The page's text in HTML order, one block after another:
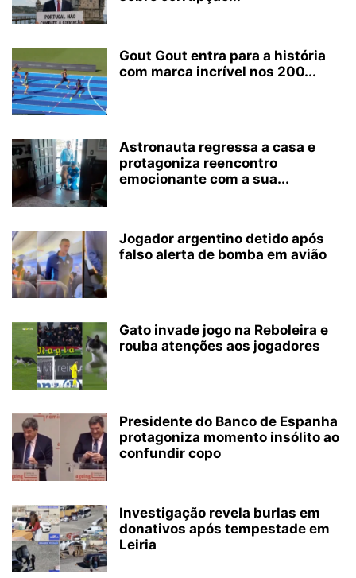
Gout Gout entra para a história
com marca incrível nos 200...
Astronauta regressa a casa e
protagoniza reencontro
emocionante com a sua...
Jogador argentino detido após
falso alerta de bomba em avião
Gato invade jogo na Reboleira e
rouba atenções aos jogadores
Presidente do Banco de Espanha
protagoniza momento insólito ao
confundir copo
Investigação revela burlas em
donativos após tempestade em
Leiria